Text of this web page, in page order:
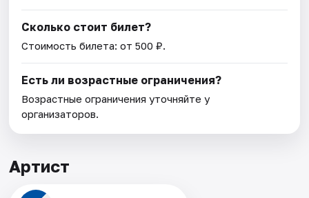
Сколько стоит билет?
Стоимость билета: от 500 ₽.
Есть ли возрастные ограничения?
Возрастные ограничения уточняйте у
организаторов.
Артист